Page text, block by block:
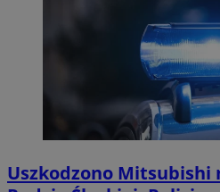
Uszkodzono Mitsubishi